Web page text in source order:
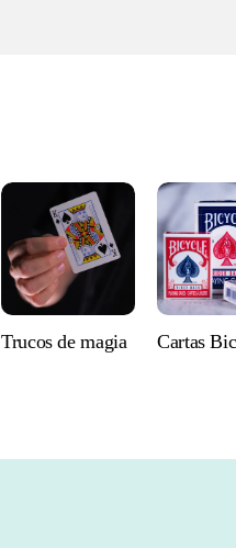
Trucos de magia Cartas